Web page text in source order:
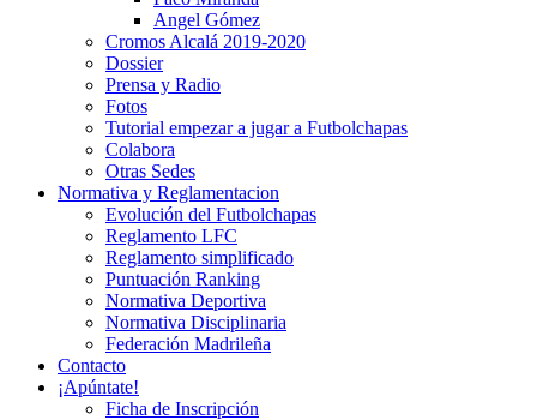
Angel Gómez
Cromos Alcalá 2019-2020
Dossier
Prensa y Radio
Fotos
Tutorial empezar a jugar a Futbolchapas
Colabora
Otras Sedes
Normativa y Reglamentacion
Evolución del Futbolchapas
Reglamento LFC
Reglamento simplificado
Puntuación Ranking
Normativa Deportiva
Normativa Disciplinaria
Federación Madrileña
Contacto
¡Apúntate!
Ficha de Inscripción